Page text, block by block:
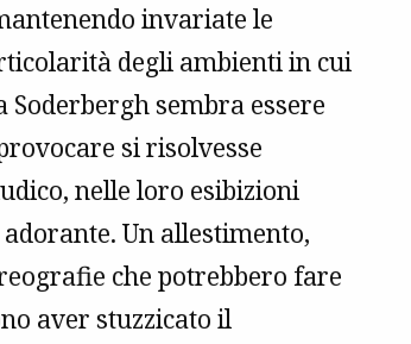
invariate le
degli ambienti in cui
sembra essere
si risolvesse
nelle loro esibizioni
Un allestimento,
che potrebbero fare
aver stuzzicato il